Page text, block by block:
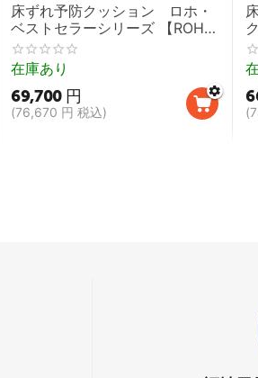
床ずれ予防クッション ロホ・
ベストセラーシリーズ 【ROHO
Single Compartment
Cushion 体圧分散ロホクッシ
ョン】
在庫あり
69,700 円
(76,670 円 税込) (